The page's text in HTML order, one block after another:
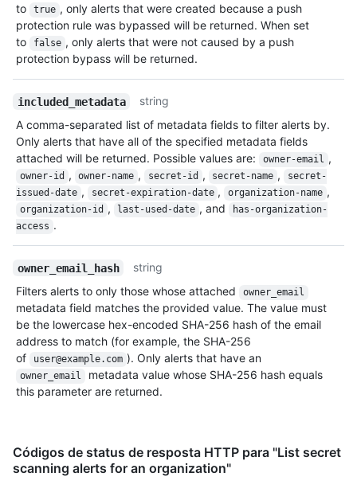
to
true , only alerts that were created because a push
protection rule was bypassed will be returned. When set
to
false , only alerts that were not caused by a push
protection bypass will be returned.
included_metadata
string
A comma-separated list of metadata fields to filter alerts by.
Only alerts that have all of the specified metadata fields
attached will be returned. Possible values are:
owner-email ,
owner-id , owner-name , secret-id , secret-name ,
secret-
issued-date , secret-expiration-date , organization-name ,
organization-id , last-used-date , and
has-organization-
access .
owner_email_hash
string
Filters alerts to only those whose attached
owner_email
metadata field matches the provided value. The value must
be the lowercase hex-encoded SHA-256 hash of the email
address to match (for example, the SHA-256
of
user@example.com ). Only alerts that have an
owner_email
metadata value whose SHA-256 hash equals
this parameter are returned.
Códigos de status de resposta HTTP para "List secret
scanning alerts for an organization"